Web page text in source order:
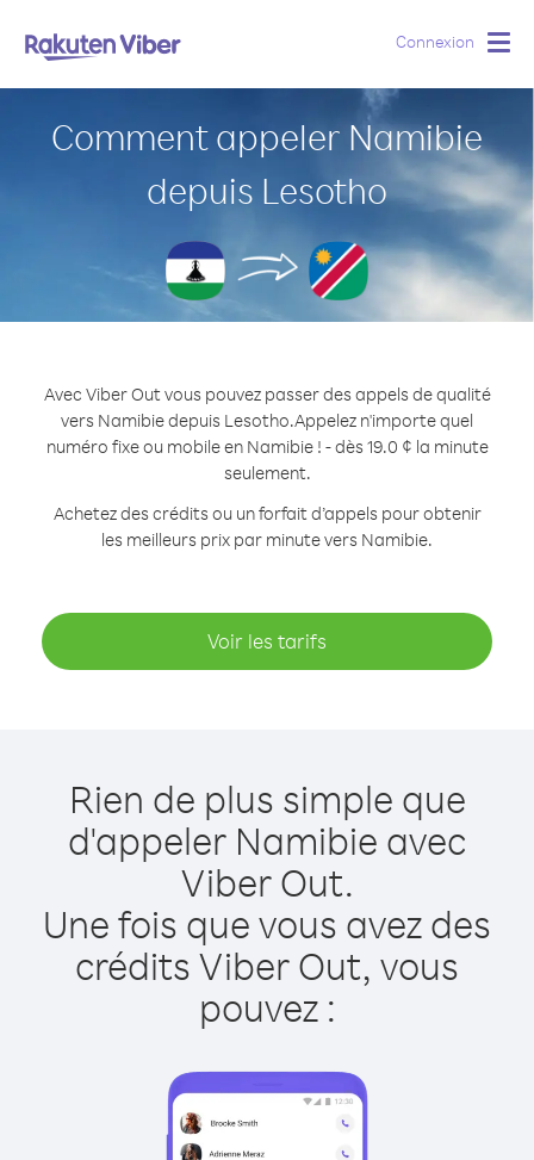
Connexion
Comment appeler Namibie
depuis Lesotho
Avec Viber Out vous pouvez passer des appels de qualité
vers Namibie depuis Lesotho.Appelez n'importe quel
numéro fixe ou mobile en Namibie ! - dès 19.0 ¢ la minute
seulement.
Achetez des crédits ou un forfait d’appels pour obtenir
les meilleurs prix par minute vers Namibie.
Voir les tarifs
Rien de plus simple que
d'appeler Namibie avec
Viber Out.
Une fois que vous avez des
crédits Viber Out, vous
pouvez :